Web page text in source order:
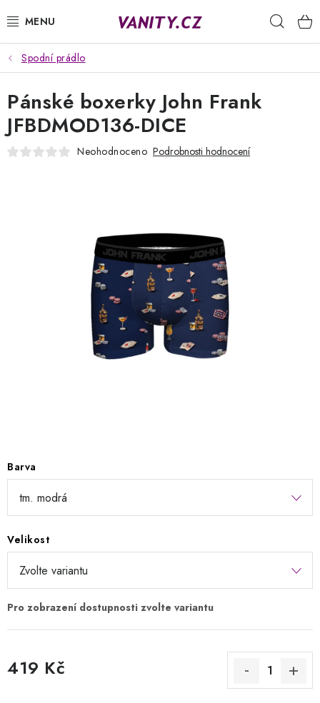
na
KABELKY
SPODNÍ PRÁDLO
PUNČOCHY
Jak nakupovat
Obchodní podmínky
Podmínky ochrany osobních údajů
Napište nám
Spodní prádlo
Barva
Velikost
419 Kč
Pánské boxerky John Frank
JFBDMOD136-DICE
Neohodnoceno Podrobnosti hodnocení